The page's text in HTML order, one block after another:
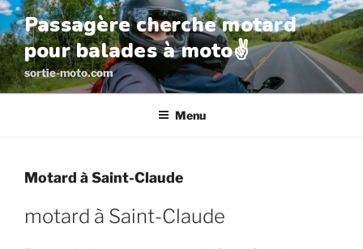
Aller
au
contenu
principal
Passagère cherche motard
pour balades à moto✌️
sortie-moto.com
Menu
Motard à Saint-Claude
motard à Saint-Claude